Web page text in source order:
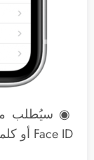
Face ID أو كلمة مرور جهازك.